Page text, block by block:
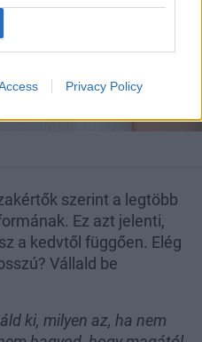
Privacy Policy
szerint a legtöbb
Ez azt jelenti,
a kedvtől függően. Elég
Vállald be
ki, milyen az, ha nem